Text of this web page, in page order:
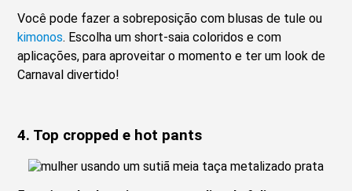
Você pode fazer a sobreposição com blusas de tule ou
kimonos. Escolha um short-saia coloridos e com
aplicações, para aproveitar o momento e ter um look de
Carnaval divertido!
4. Top cropped e hot pants